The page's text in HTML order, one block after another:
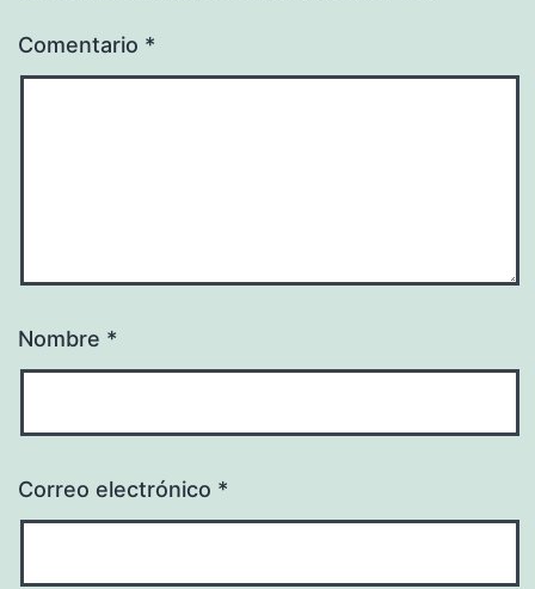
Comentario *
Nombre *
Correo electrónico *